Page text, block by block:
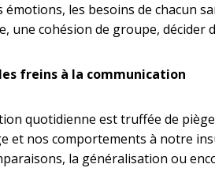
émotions, les besoins de chacun
une cohésion de groupe, décider
freins à la communication
quotidienne est truffée de
et nos comportements à notre
la généralisation ou